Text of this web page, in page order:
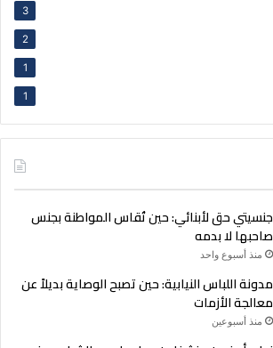
3
2
1
1
جنسيتي حق لأبنائي: حين تُقاس المواطنة بجنس
صاحبها لا بدمه
منذ أسبوع واحد
مدونة اللباس النيابية: حين تصبح الوصاية بديلاً عن
معالجة الأزمات
منذ أسبوعين